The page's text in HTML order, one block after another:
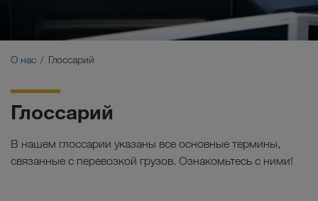
Compliance
WALTER GROUP
О нас Глоссарий
Глоссарий
В нашем глоссарии указаны все основные термины,
связанные с перевозкой грузов. Ознакомьтесь с ними!